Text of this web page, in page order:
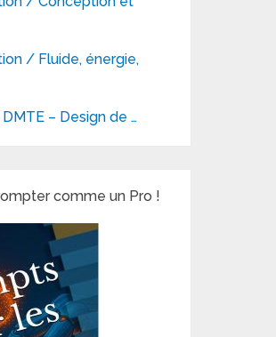
/ Fluide, énergie,
– Design de …
comme un Pro !